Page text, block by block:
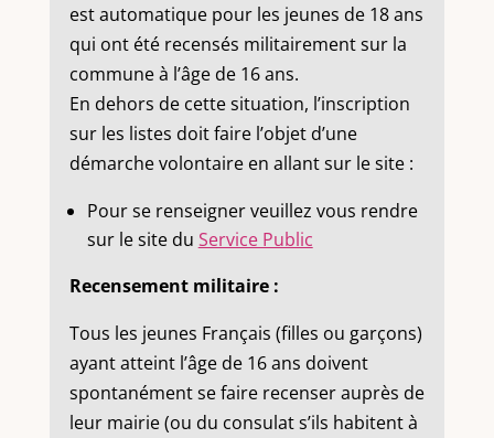
est automatique pour les jeunes de 18 ans
qui ont été recensés militairement sur la
commune à l’âge de 16 ans.
En dehors de cette situation, l’inscription
sur les listes doit faire l’objet d’une
démarche volontaire en allant sur le site :
Pour se renseigner veuillez vous rendre
sur le site du Service Public
Recensement militaire :
Tous les jeunes Français (filles ou garçons)
ayant atteint l’âge de 16 ans doivent
spontanément se faire recenser auprès de
leur mairie (ou du consulat s’ils habitent à